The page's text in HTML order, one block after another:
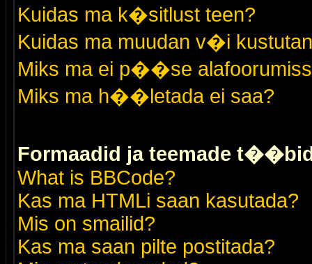
Kuidas ma k�sitlust teen?
Kuidas ma muudan v�i
Miks ma ei p��se
Miks ma h��letada ei saa?
Formaadid ja teemade
What is BBCode?
Kas ma HTMLi saan kasutada?
Mis on smailid?
Kas ma saan pilte postitada?